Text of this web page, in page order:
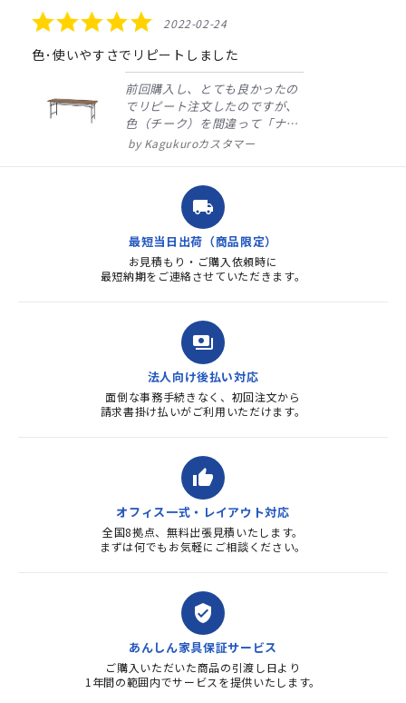
5.0
star
rating
2022-02-24
色･使いやすさでリピートしました
前回購入し、とても良かったの
でリピート注文したのですが、
色（チーク）を間違って「ナチ
ュラル」としてしまいました。
ました。商品到着も早く、品
質・使いやすさで満足していま
す。また、リピートするときは
よろしくお...
Kagukuroカスタマー
local_shipping
最短当日出荷（商品限定）
お見積もり・ご購入依頼時に
最短納期をご連絡させていただきます。
payments
法人向け後払い対応
面倒な事務手続きなく、初回注文から
請求書掛け払いがご利用いただけます。
thumb_up
オフィス一式・レイアウト対応
全国8拠点、無料出張見積いたします。
まずは何でもお気軽にご相談ください。
verified_user
あんしん家具保証サービス
ご購入いただいた商品の引渡し日より
1年間の範囲内でサービスを提供いたします。